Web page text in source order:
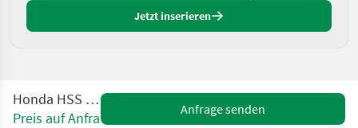
Jetzt inserieren
Honda HSS 970A TD
Preis auf Anfrage
Anfrage senden